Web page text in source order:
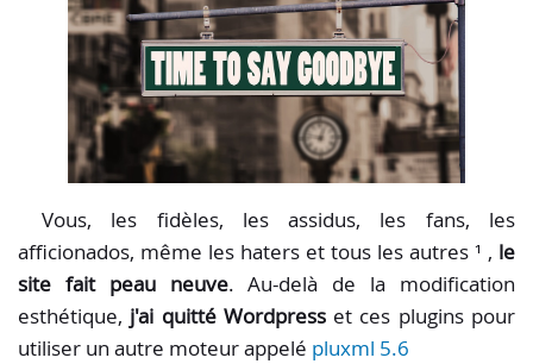
Vous, les fidèles, les assidus, les fans, les
afficionados, même les haters et tous les autres ¹ , le
site fait peau neuve. Au-delà de la modification
esthétique, j'ai quitté Wordpresset ces plugins pour
utiliser un autre moteur appelé pluxml 5.6